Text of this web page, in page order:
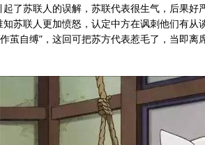
起了苏联人的误解，苏联代表很生气，后果
知苏联人更加愤怒，认定中方在讽刺他们有
茧自缚”，这回可把苏方代表惹毛了，当即